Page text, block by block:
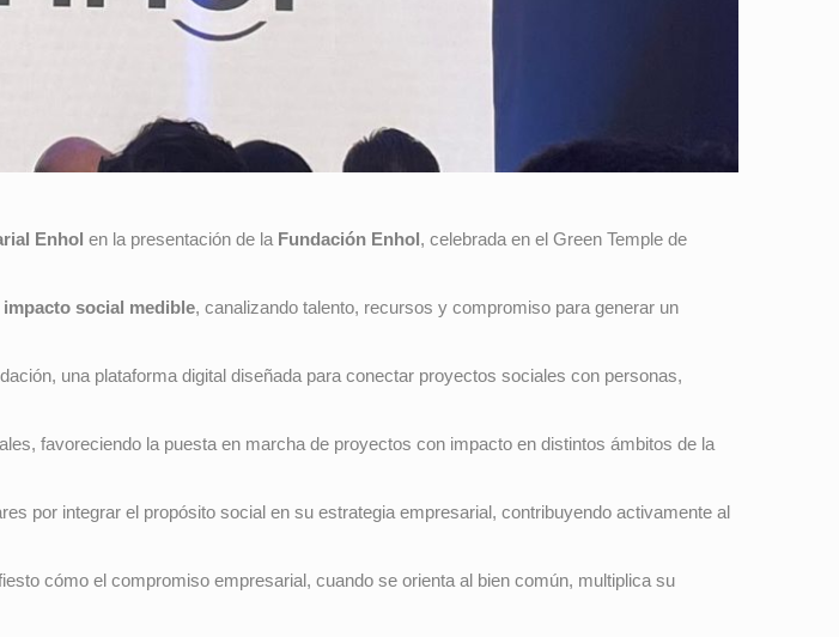
Enhol en la presentación de la Fundación Enhol, celebrada en el Green Temple de
impacto social medible, canalizando talento, recursos y compromiso para generar un
una plataforma digital diseñada para conectar proyectos sociales con personas,
favoreciendo la puesta en marcha de proyectos con impacto en distintos ámbitos de la
por integrar el propósito social en su estrategia empresarial, contribuyendo activamente al
cómo el compromiso empresarial, cuando se orienta al bien común, multiplica su